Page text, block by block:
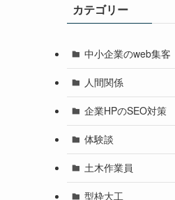
カテゴリー
中小企業のweb集客
人間関係
企業HPのSEO対策
体験談
土木作業員
型枠大工